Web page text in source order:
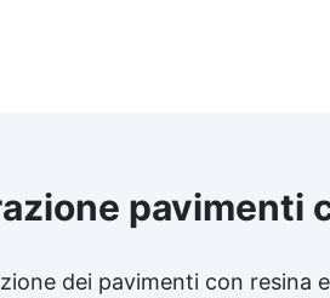
pavimenti
dei pavimenti con resina